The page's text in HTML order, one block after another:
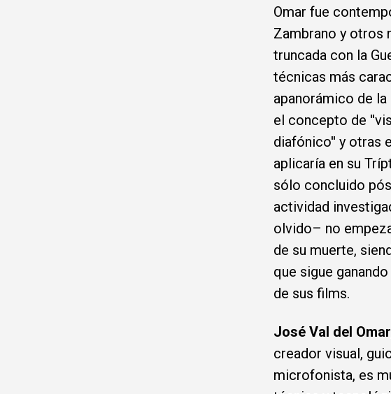
Omar fue
Zambrano y otros
truncada con la
técnicas más
apanorámico de
el concepto de
diafónico'' y otras
aplicaría en su
sólo concluido
actividad
olvido– no
de su muerte,
que sigue
de sus films.
José Val del Omar
creador visual,
microfonista, es